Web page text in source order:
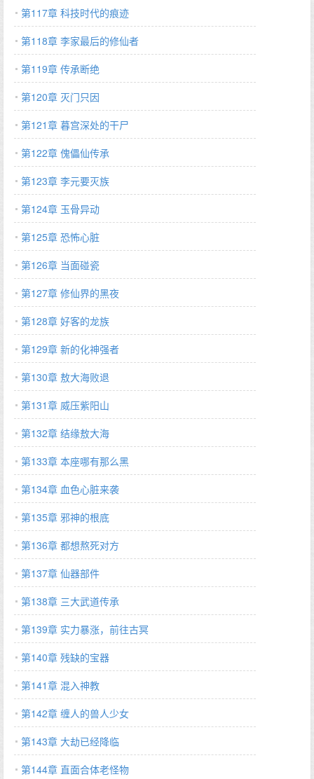
第117章 科技时代的痕迹
第118章 李家最后的修仙者
第119章 传承断绝
第120章 灭门只因
第121章 暮宫深处的干尸
第122章 傀儡仙传承
第123章 李元要灭族
第124章 玉骨异动
第125章 恐怖心脏
第126章 当面碰瓷
第127章 修仙界的黑夜
第128章 好客的龙族
第129章 新的化神强者
第130章 敖大海败退
第131章 威压紫阳山
第132章 结缘敖大海
第133章 本座哪有那么黑
第134章 血色心脏来袭
第135章 邪神的根底
第136章 都想熬死对方
第137章 仙器部件
第138章 三大武道传承
第139章 实力暴涨，前往古冥
第140章 残缺的宝器
第141章 混入神教
第142章 缠人的兽人少女
第143章 大劫已经降临
第144章 直面合体老怪物